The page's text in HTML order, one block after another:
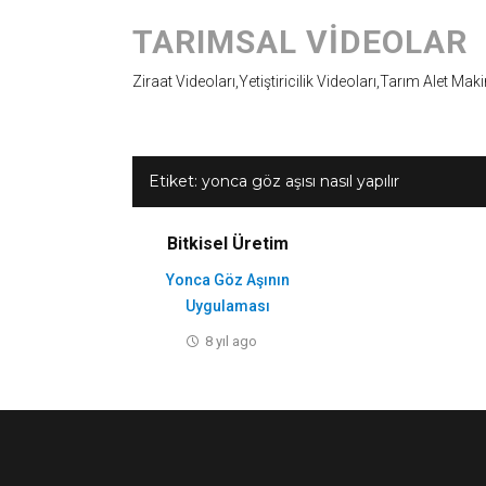
TARIMSAL VIDEOLAR
Ziraat Videoları,Yetiştiricilik Videoları,Tarım Alet
Etiket: yonca göz aşısı nasıl yapılır
Bitkisel Üretim
Yonca Göz Aşının
Uygulaması
8 yıl ago